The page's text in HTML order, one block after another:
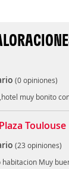
(0 opiniones)
muy bonito
Toulouse
(23 opiniones)
habitacion Muy